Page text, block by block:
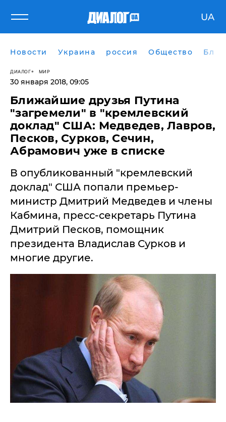
UA
Новости Украина россия Общество
ДИАЛОГ МИР
30 января 2018, 09:05
Ближайшие друзья Путина
"загремели" в "кремлевский
доклад" США: Медведев, Лавров,
Песков, Сурков, Сечин,
Абрамович уже в списке
В опубликованный "кремлевский
доклад" США попали премьер-
министр Дмитрий Медведев и члены
Кабмина, пресс-секретарь Путина
Дмитрий Песков, помощник
президента Владислав Сурков и
многие другие.